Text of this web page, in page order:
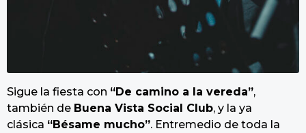
Sigue la fiesta con “De camino a la vereda”,
también de Buena Vista Social Club, y la ya
clásica “Bésame mucho”. Entremedio de toda la